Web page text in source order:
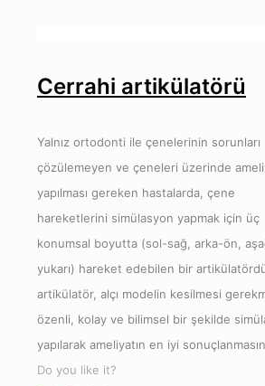
Cerrahi artikülatörü
Yalnız ortodonti ile çenelerinin sorunları
çözülemeyen ve çeneleri üzerinde
yapılması gereken hastalarda, çene
hareketlerini simülasyon yapmak için üç
konumsal boyutta (sol-sağ, arka-ön,
yukarı) hareket edebilen bir
artikülatör, alçı modelin kesilmesi
özenli, kolay ve bilimsel bir şekilde
yapılarak ameliyatın en iyi
Do you like it?